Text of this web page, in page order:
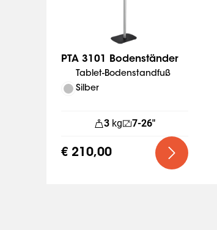
PTA 3101 Bodenständer
Tablet-Bodenstandfuß
Silber
3 kg 7-26"
€ 210,00